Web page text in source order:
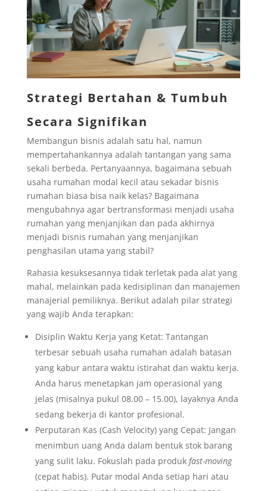
Strategi Bertahan & Tumbuh
Secara Signifikan
Membangun bisnis adalah satu hal, namun
mempertahankannya adalah tantangan yang sama
sekali berbeda. Pertanyaannya, bagaimana sebuah
usaha rumahan modal kecil atau sekadar bisnis
rumahan biasa bisa naik kelas? Bagaimana
mengubahnya agar bertransformasi menjadi usaha
rumahan yang menjanjikan dan pada akhirnya
menjadi bisnis rumahan yang menjanjikan
penghasilan utama yang stabil?
Rahasia kesuksesannya tidak terletak pada alat yang
mahal, melainkan pada kedisiplinan dan manajemen
manajerial pemiliknya. Berikut adalah pilar strategi
yang wajib Anda terapkan:
Disiplin Waktu Kerja yang Ketat: Tantangan
terbesar sebuah usaha rumahan adalah batasan
yang kabur antara waktu istirahat dan waktu kerja.
Anda harus menetapkan jam operasional yang
jelas (misalnya pukul 08.00 – 15.00), layaknya Anda
sedang bekerja di kantor profesional.
Perputaran Kas (Cash Velocity) yang Cepat: Jangan
menimbun uang Anda dalam bentuk stok barang
yang sulit laku. Fokuslah pada produk fast-moving
(cepat habis). Putar modal Anda setiap hari atau